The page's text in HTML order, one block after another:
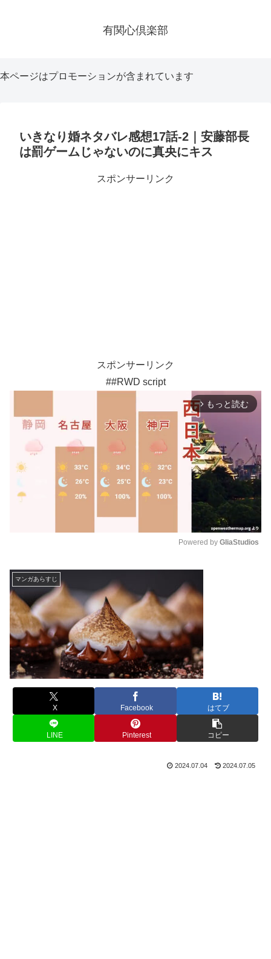
有関心倶楽部
本ページはプロモーションが含まれています
いきなり婚ネタバレ感想17話-2｜安藤部長
は罰ゲームじゃないのに真央にキス
スポンサーリンク
スポンサーリンク
##RWD script
arrow_forward_ios もっと読む
Powered by GliaStudios
マンガあらすじ
X Facebook はてブ
LINE Pinterest コピー
2024.07.04 2024.07.05